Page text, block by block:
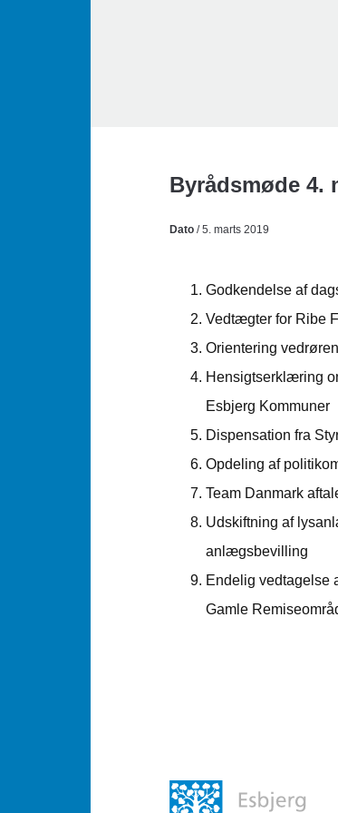
Byrådsmøde 4.
Dato / 5. marts 2019
Godkendelse af
Vedtægter for Ribe
Orientering
Hensigtserklæring
Esbjerg Kommuner
Dispensation fra
Opdeling af
Team Danmark
Udskiftning af
anlægsbevilling
Endelig vedtagelse
Gamle